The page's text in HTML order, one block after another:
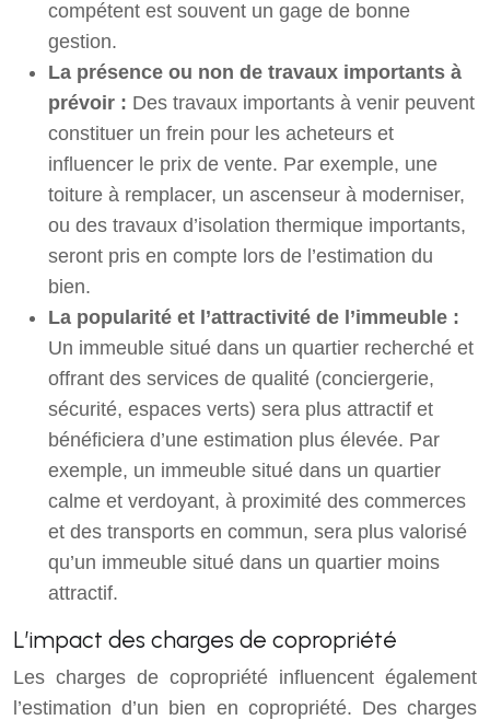
compétent est souvent un gage de bonne
gestion.
La présence ou non de travaux importants à
prévoir : Des travaux importants à venir peuvent
constituer un frein pour les acheteurs et
influencer le prix de vente. Par exemple, une
toiture à remplacer, un ascenseur à moderniser,
ou des travaux d’isolation thermique importants,
seront pris en compte lors de l’estimation du
bien.
La popularité et l’attractivité de l’immeuble :
Un immeuble situé dans un quartier recherché et
offrant des services de qualité (conciergerie,
sécurité, espaces verts) sera plus attractif et
bénéficiera d’une estimation plus élevée. Par
exemple, un immeuble situé dans un quartier
calme et verdoyant, à proximité des commerces
et des transports en commun, sera plus valorisé
qu’un immeuble situé dans un quartier moins
attractif.
L’impact des charges de copropriété
Les charges de copropriété influencent également
l’estimation d’un bien en copropriété. Des charges